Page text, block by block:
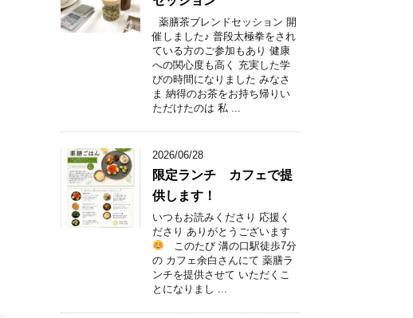
薬膳茶ブレンドセッション 開
催しました♪ 普段太極拳をされ
ている方のご参加もあり 健康
への関心度も高く 充実した学
びの時間になりました みなさ
ま 納得のお茶をお持ち帰りい
ただけたのは 私 ...
2026/06/28
限定ランチ カフェで提
供します！
いつもお読みくださり 応援く
ださり ありがとうございます
このたび 溝の口駅徒歩7分
の カフェ余白さんにて 薬膳ラ
ンチを提供させて いただくこ
とになりまし ...